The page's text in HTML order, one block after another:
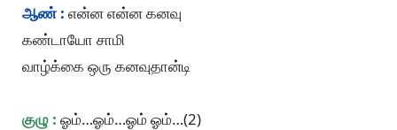
ஆண் : என்ன என்ன கனவு
கண்டாயோ சாமி
வாழ்க்கை ஒரு கனவுதான்டி
குழு : ஓம்…ஓம்…ஓம் ஓம்…(2)